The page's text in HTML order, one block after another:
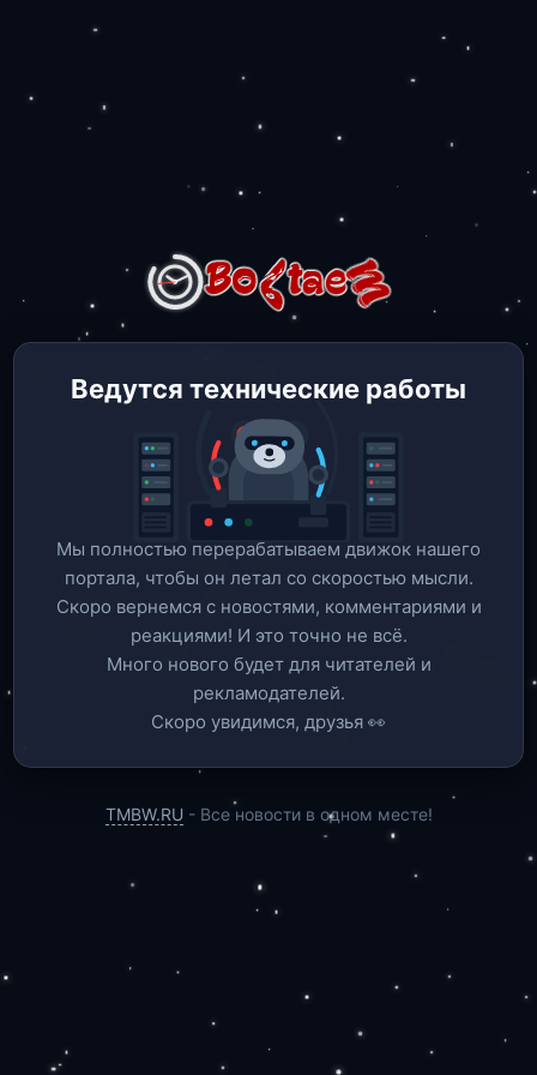
Ведутся технические работы
Мы полностью перерабатываем движок нашего
портала, чтобы он летал со скоростью мысли.
Скоро вернемся c новостями, комментариями и
реакциями! И это точно не всё.
Много нового будет для читателей и
рекламодателей.
Скоро увидимся, друзья 👀
TMBW.RU - Все новости в одном месте!